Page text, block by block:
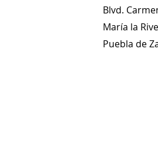
Blvd.
María la
Puebla de